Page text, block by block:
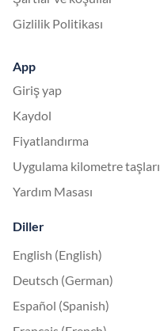
Gizlilik Politikası
App
Giriş yap
Kaydol
Fiyatlandırma
Uygulama kilometre taşları
Yardım Masası
Diller
English (English)
Deutsch (German)
Español (Spanish)